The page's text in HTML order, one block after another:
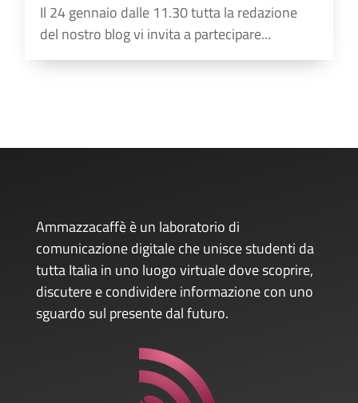
Il 24 gennaio dalle 11.30 tutta la redazione
del nostro blog vi invita a partecipare...
Ammazzacaffè è un laboratorio di
comunicazione digitale che unisce studenti da
tutta Italia in uno luogo virtuale dove scoprire,
discutere e condividere informazione con uno
sguardo sul presente dal futuro.